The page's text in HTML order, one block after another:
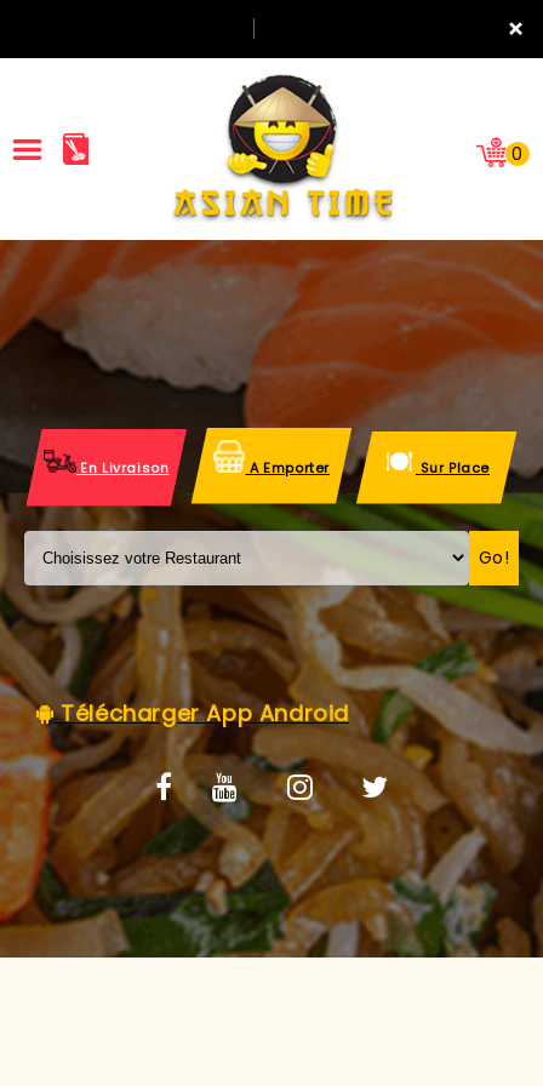
×
ACCUEIL
LA CARTE
VOS AVIS
MENTIONS LÉGALES
C.G.V
0
En Livraison A Emporter Sur Place
Go!
Télécharger App Android